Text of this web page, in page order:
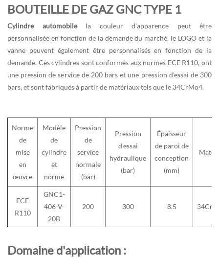
BOUTEILLE DE GAZ GNC TYPE 1
Cylindre automobilela couleur d'apparence peut être
personnalisée en fonction de la demande du marché, le LOGO et la
vanne peuvent également être personnalisés en fonction de la
demande. Ces cylindres sont conformes aux normes ECE R110, ont
une pression de service de 200 bars et une pression d'essai de 300
bars, et sont fabriqués à partir de matériaux tels que le 34CrMo4.
Norme
de
mise
en
œuvre
Modèle
de
cylindre
et
norme
Pression
de
service
normale
(bar)
Pression
d'essai
hydraulique
(bar)
Épaisseur
de paroi de
conception
(mm)
ECE
R110
GNC1-
406-V-
20B
200 300 8.5
Domaine d'application :